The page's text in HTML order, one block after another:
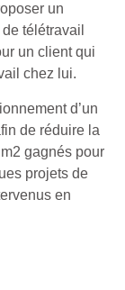
un
de télétravail
un client qui
chez lui.
d’un
de réduire la
gagnés pour
projets de
en